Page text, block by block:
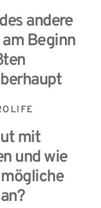
andere
Beginn
mit
und wie